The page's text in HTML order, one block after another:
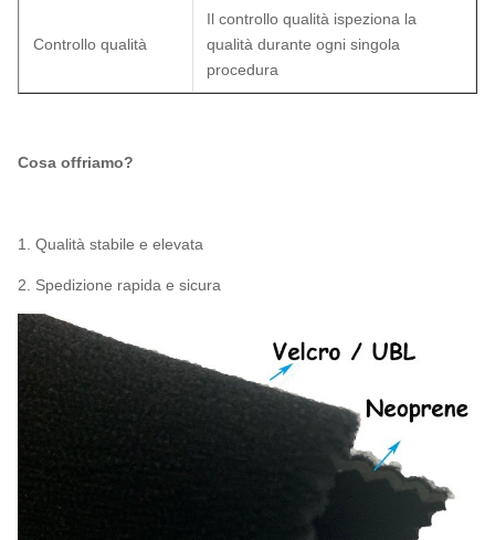
Controllo qualità
Il controllo qualità ispeziona la
qualità durante ogni singola
procedura
Cosa offriamo?
1. Qualità stabile e elevata
2. Spedizione rapida e sicura